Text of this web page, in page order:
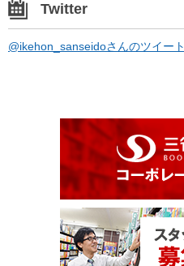
Twitter
@ikehon_sanseidoさんのツイート